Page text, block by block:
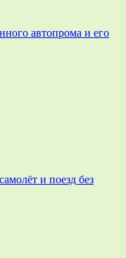
автопрома и его
и поезд без